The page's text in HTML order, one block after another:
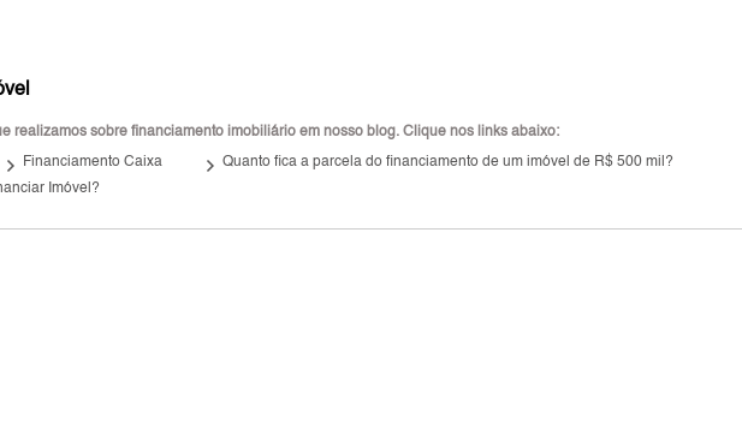
realizamos sobre financiamento imobiliário em nosso blog. Clique nos links abaixo:
keyboard_arrow_right Financiamento Caixa keyboard_arrow_rightQuanto fica a parcela do financiamento de um imóvel de R$ 500 mil?
Imóvel?